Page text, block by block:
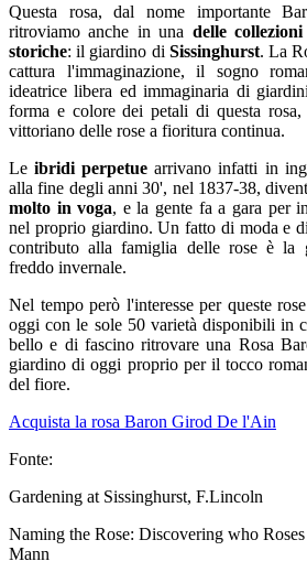
Questa rosa, dal nome importante
ritroviamo anche in una delle
storiche: il giardino di Sissinghurst. La
cattura l'immaginazione, il sogno
ideatrice libera ed immaginaria di
forma e colore dei petali di questa
vittoriano delle rose a fioritura continua.
Leibridi perpetue arrivano infatti in
alla fine degli anni 30', nel 1837-38,
molto in voga, e la gente fa a gara per
nel proprio giardino. Un fatto di moda e
contributo alla famiglia delle rose è la
freddo invernale.
Nel tempo però l'interesse per queste
oggi con le sole 50 varietà disponibili in
bello e di fascino ritrovare una Rosa
giardino di oggi proprio per il tocco
del fiore.
Acquista la rosa Baron Girod De l'Ain
Fonte:
Gardening at Sissinghurst, F.Lincoln
Naming the Rose: Discovering who
Mann